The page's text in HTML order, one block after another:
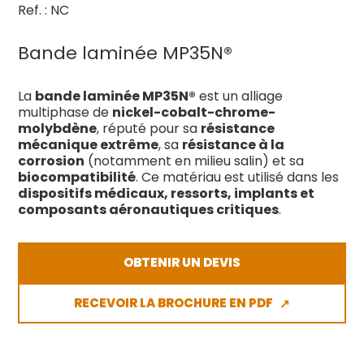
Ref. : NC
Bande laminée MP35N®
La bande laminée MP35N® est un alliage
multiphase de nickel-cobalt-chrome-
molybdène, réputé pour sa résistance
mécanique extrême, sa résistance à la
corrosion (notamment en milieu salin) et sa
biocompatibilité. Ce matériau est utilisé dans les
dispositifs médicaux, ressorts, implants et
composants aéronautiques critiques.
OBTENIR UN DEVIS
RECEVOIR LA BROCHURE EN PDF ↗